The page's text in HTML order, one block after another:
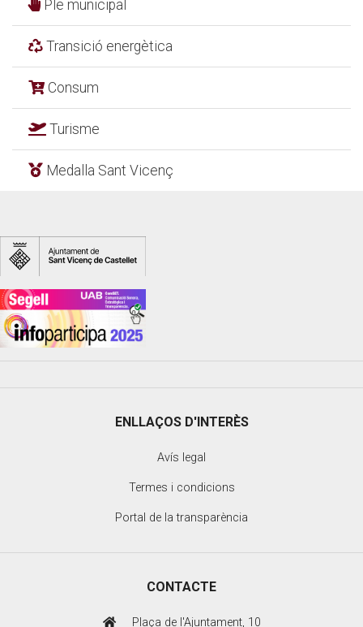
Ple municipal
Transició energètica
Consum
Turisme
Medalla Sant Vicenç
ENLLAÇOS D'INTERÈS
Avís legal
Termes i condicions
Portal de la transparència
CONTACTE
Plaça de l'Ajuntament, 10